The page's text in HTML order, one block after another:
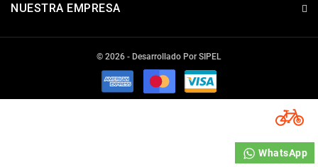
NUESTRA EMPRESA
WhatsApp
© 2026 - Desarrollado Por SIPEL